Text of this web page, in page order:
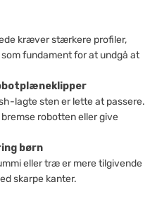
kræver stærkere profiler,
fundament for at undgå at
lagte sten er lette at passere.
robotten eller give
børn
eller træ er mere tilgivende
skarpe kanter.